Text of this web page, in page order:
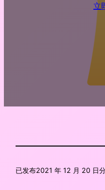
立
已发布2021 年 12 月 20 日